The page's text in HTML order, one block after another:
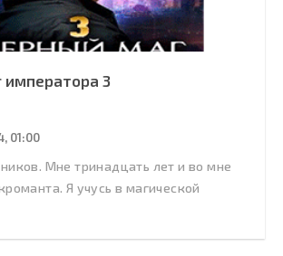
3
01:00
Мне тринадцать лет и во мне
Я учусь в магической